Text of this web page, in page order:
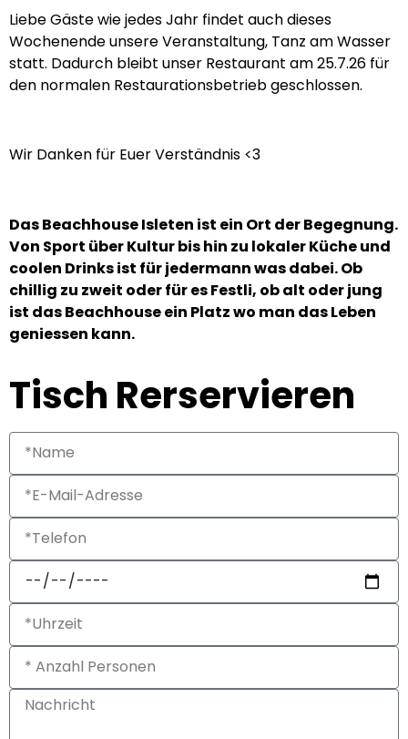
Liebe Gäste wie jedes Jahr findet auch dieses
Wochenende unsere Veranstaltung, Tanz am Wasser
statt. Dadurch bleibt unser Restaurant am 25.7.26 für
den normalen Restaurationsbetrieb geschlossen.
Wir Danken für Euer Verständnis <3
Das Beachhouse Isleten ist ein Ort der Begegnung.
Von Sport über Kultur bis hin zu lokaler Küche und
coolen Drinks ist für jedermann was dabei. Ob
chillig zu zweit oder für es Festli, ob alt oder jung
ist das Beachhouse ein Platz wo man das Leben
geniessen kann.
Tisch Rerservieren